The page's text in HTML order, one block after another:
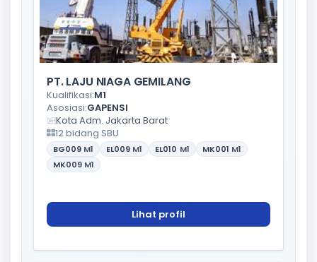
PT. LAJU NIAGA GEMILANG
Kualifikasi:M1
Asosiasi:GAPENSI
Kota Adm. Jakarta Barat
12 bidang SBU
BG009 M1 EL009 M1 EL010 M1 MK001 M1
MK009 M1
Lihat profil